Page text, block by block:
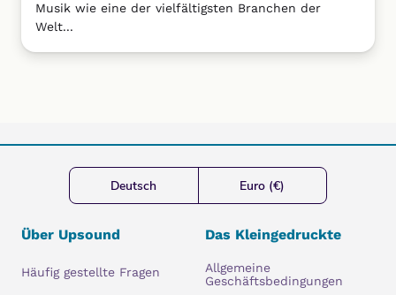
Musik wie eine der vielfältigsten Branchen der
Welt...
Deutsch Euro (€)
Über Upsound
Häufig gestellte Fragen
Das Kleingedruckte
Allgemeine
Geschäftsbedingungen